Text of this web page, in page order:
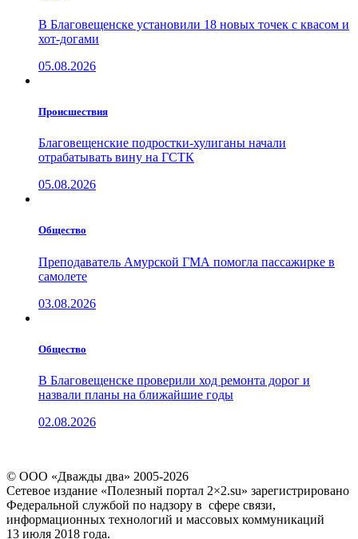
В Благовещенске установили 18 новых точек с квасом и
хот-догами
05.08.2026
Проиcшествия
Благовещенские подростки-хулиганы начали
отрабатывать вину на ГСТК
05.08.2026
Общество
Преподаватель Амурской ГМА помогла пассажирке в
самолете
03.08.2026
Общество
В Благовещенске проверили ход ремонта дорог и
назвали планы на ближайшие годы
02.08.2026
© ООО «Дважды два» 2005-2026
Сетевое издание «Полезный портал 2×2.su» зарегистрировано
Федеральной службой по надзору в сфере связи,
информационных технологий и массовых коммуникаций
13 июля 2018 года.